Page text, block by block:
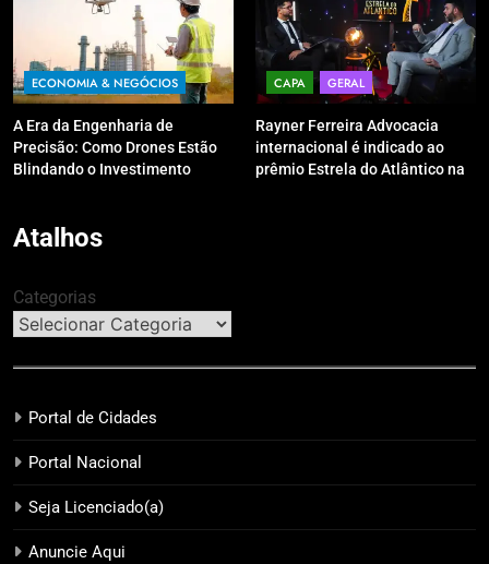
ECONOMIA & NEGÓCIOS
A Era da Engenharia de
Precisão: Como Drones Estão
Blindando o Investimento
CAPA GERAL
Rayner Ferreira Advocacia
internacional é indicado ao
prêmio Estrela do Atlântico na
Atalhos
Categorias
Portal de Cidades
Portal Nacional
Seja Licenciado(a)
Anuncie Aqui